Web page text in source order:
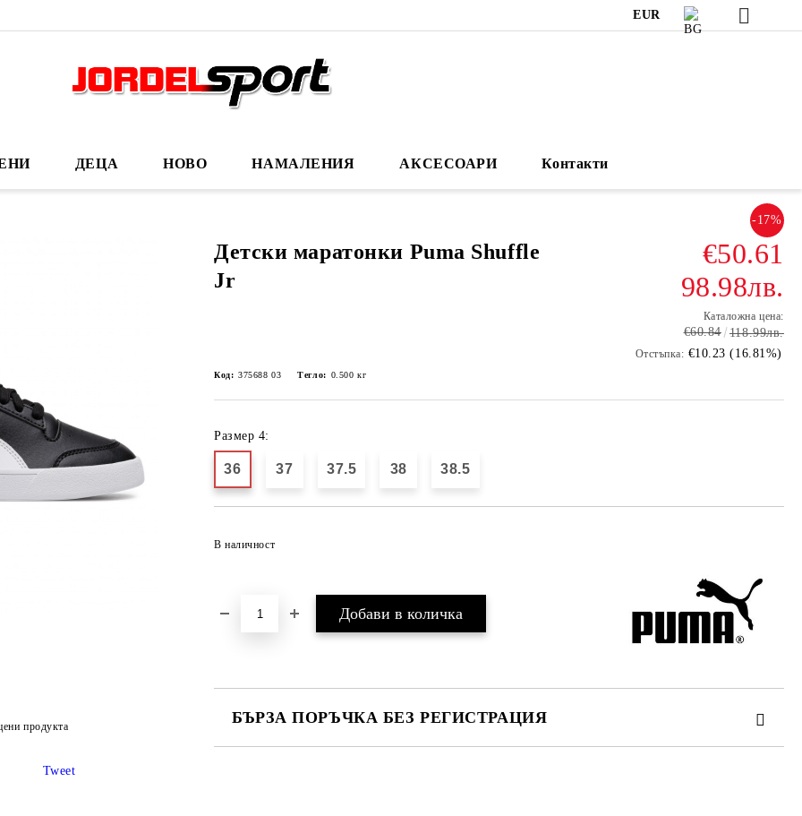
EUR
ДЕЦА НОВО НАМАЛЕНИЯ АКСЕСОАРИ Контакти
Детски маратонки Puma Shuffle
Jr
-17%
€50.61
98.98лв.
Каталожна цена:
€60.84 118.99лв.
Отстъпка: €10.23 (16.81%)
Код: 375688 03 Тегло: 0.500 кг
Размер 4:
36 37 37.5 38 38.5
В наличност
БЪРЗА ПОРЪЧКА БЕЗ РЕГИСТРАЦИЯ
продукта
Tweet